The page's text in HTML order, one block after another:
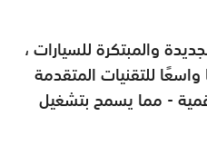
والمبتكرة للسيارات ،
للتقنيات المتقدمة
- مما يسمح بتشغيل